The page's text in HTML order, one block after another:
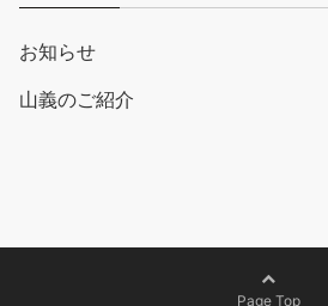
お知らせ
山義のご紹介
Page Top